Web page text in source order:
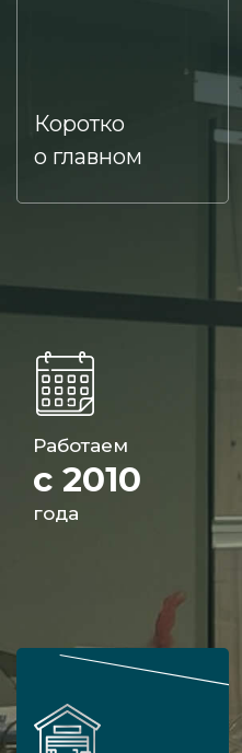
Коротко
о главном
Работаем
с 2010
года